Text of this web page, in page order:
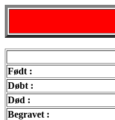
Født :
Døbt :
Død :
Begravet :